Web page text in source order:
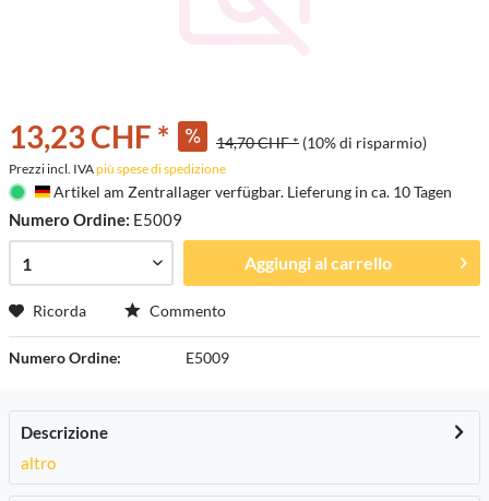
13,23 CHF * 14,70 CHF * (10% di risparmio)
Prezzi incl. IVApiù spese di spedizione
Deutschland
Artikel am Zentrallager verfügbar. Lieferung in ca. 10 Tagen
Numero Ordine: E5009
Aggiungi al carrello
Ricorda Commento
Numero Ordine: E5009
Descrizione
altro